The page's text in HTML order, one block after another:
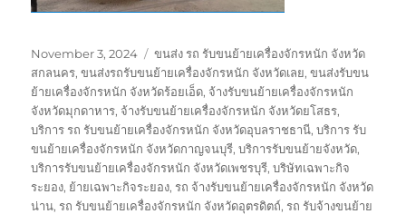
Posted
on
November 3, 2024 Tags
ขนส่ง รถ รับขนย้ายเครื่องจักรหนัก จังหวัด
สกลนคร,ขนส่งรถรับขนย้ายเครื่องจักรหนัก จังหวัดเลย,ขนส่งรับขน
ย้ายเครื่องจักรหนัก จังหวัดร้อยเอ็ด, จ้างรับขนย้ายเครื่องจักรหนัก
จังหวัดมุกดาหาร, จ้างรับขนย้ายเครื่องจักรหนัก จังหวัดยโสธร,
บริการ รถ รับขนย้ายเครื่องจักรหนัก จังหวัดอุบลราชธานี,บริการ รับ
ขนย้ายเครื่องจักรหนัก จังหวัดกาญจนบุรี,บริการรับขนย้ายจังหวัด,
บริการรับขนย้ายเครื่องจักรหนัก จังหวัดเพชรบุรี,บริษัทเฉพาะกิจ
ระยอง, ย้ายเฉพาะกิจระยอง,รถ จ้างรับขนย้ายเครื่องจักรหนัก จังหวัด
น่าน,รถ รับขนย้ายเครื่องจักรหนัก จังหวัดอุตรดิตถ์,รถ รับจ้างขนย้าย